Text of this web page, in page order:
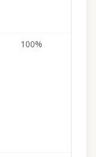
100%